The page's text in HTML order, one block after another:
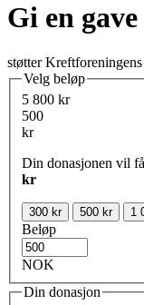
Gi en
støtter
Velg beløp
5 800 kr
500
kr
Din donasjonen vil
kr
300 kr 500 kr 1
Beløp
NOK
Din donasjon